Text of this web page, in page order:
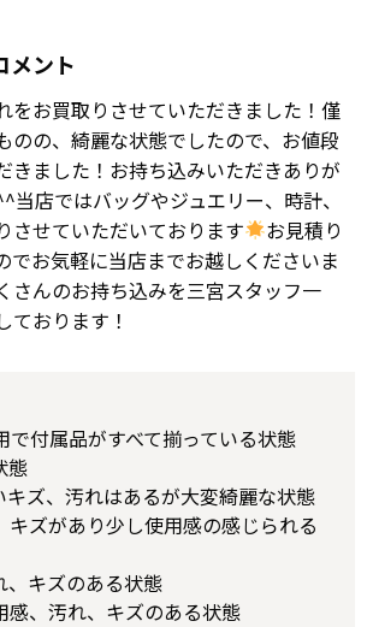
メント
をお買取りさせていただきました！僅
のの、綺麗な状態でしたので、お値段
きました！お持ち込みいただきありが
当店ではバッグやジュエリー、時計、
させていただいております
お見積り
でお気軽に当店までお越しくださいま
さんのお持ち込みを三宮スタッフ一
ております！
で付属品がすべて揃っている状態
態
キズ、汚れはあるが大変綺麗な状態
キズがあり少し使用感の感じられる
、キズのある状態
感、汚れ、キズのある状態